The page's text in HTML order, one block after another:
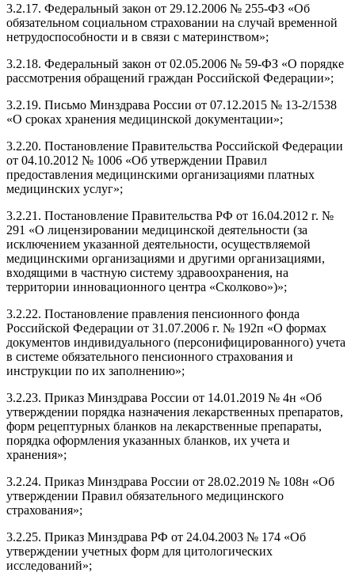
3.2.17. Федеральный закон от 29.12.2006 № 255-ФЗ «Об
обязательном социальном страховании на случай временной
нетрудоспособности и в связи с материнством»;
3.2.18. Федеральный закон от 02.05.2006 № 59-ФЗ «О порядке
рассмотрения обращений граждан Российской Федерации»;
3.2.19. Письмо Минздрава России от 07.12.2015 № 13-2/1538
«О сроках хранения медицинской документации»;
3.2.20. Постановление Правительства Российской Федерации
от 04.10.2012 № 1006 «Об утверждении Правил
предоставления медицинскими организациями платных
медицинских услуг»;
3.2.21. Постановление Правительства РФ от 16.04.2012 г. №
291 «О лицензировании медицинской деятельности (за
исключением указанной деятельности, осуществляемой
медицинскими организациями и другими организациями,
входящими в частную систему здравоохранения, на
территории инновационного центра «Сколково»)»;
3.2.22. Постановление правления пенсионного фонда
Российской Федерации от 31.07.2006 г. № 192п «О формах
документов индивидуального (персонифицированного) учета
в системе обязательного пенсионного страхования и
инструкции по их заполнению»;
3.2.23. Приказ Минздрава России от 14.01.2019 № 4н «Об
утверждении порядка назначения лекарственных препаратов,
форм рецептурных бланков на лекарственные препараты,
порядка оформления указанных бланков, их учета и
хранения»;
3.2.24. Приказ Минздрава России от 28.02.2019 № 108н «Об
утверждении Правил обязательного медицинского
страхования»;
3.2.25. Приказ Минздрава РФ от 24.04.2003 № 174 «Об
утверждении учетных форм для цитологических
исследований»;